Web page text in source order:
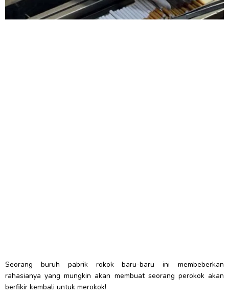
Seorang buruh pabrik rokok baru-baru ini membeberkan
rahasianya yang mungkin akan membuat seorang perokok akan
berfikir kembali untuk merokok!